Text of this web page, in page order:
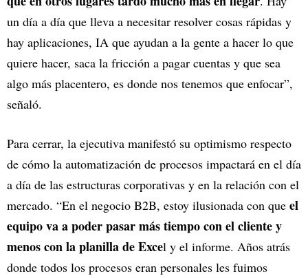
un día a día que lleva a necesitar resolver cosas rápidas y
hay aplicaciones, IA que ayudan a la gente a hacer lo que
quiere hacer, saca la fricción a pagar cuentas y que sea
algo más placentero, es donde nos tenemos que enfocar”,
señaló.
Para cerrar, la ejecutiva manifestó su optimismo respecto
de cómo la automatización de procesos impactará en el día
a día de las estructuras corporativas y en la relación con el
mercado. “En el negocio B2B, estoy ilusionada con que el
equipo va a poder pasar más tiempo con el cliente y
menos con la planilla de Excel y el informe. Años atrás
donde todos los procesos eran personales les fuimos